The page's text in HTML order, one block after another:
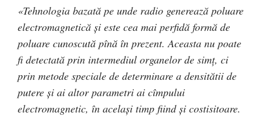
«Tehnologia bazată pe unde radio generează poluare
electromagnetică și este cea mai perfidă formă de
poluare cunoscută pînă în prezent. Aceasta nu poate
fi detectată prin intermediul organelor de simț, ci
prin metode speciale de determinare a densitătii de
putere și ai altor parametri ai cîmpului
electromagnetic, în același timp fiind și costisitoare.